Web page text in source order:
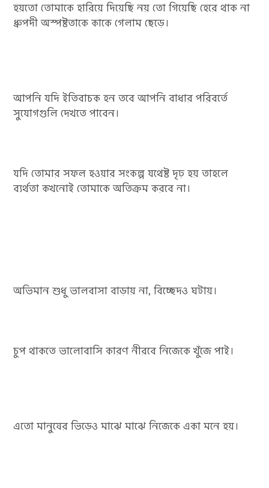
হয়তো তোমাকে হারিয়ে দিয়েছি নয় তো গিয়েছি হেরে থাক না
ধ্রুপদী অস্পষ্টতাকে কাকে গেলাম ছেড়ে।
আপনি যদি ইতিবাচক হন তবে আপনি বাধার পরিবর্তে
সুযোগগুলি দেখতে পাবেন।
যদি তোমার সফল হওয়ার সংকল্প যথেষ্ট দৃঢ় হয় তাহলে
ব্যর্থতা কখনোই তোমাকে অতিক্রম করবে না।
অভিমান শুধু ভালবাসা বাড়ায় না, বিচ্ছেদও ঘটায়।
চুপ থাকতে ভালোবাসি কারণ নীরবে নিজেকে খুঁজে পাই।
এতো মানুষের ভিড়েও মাঝে মাঝে নিজেকে একা মনে হয়।